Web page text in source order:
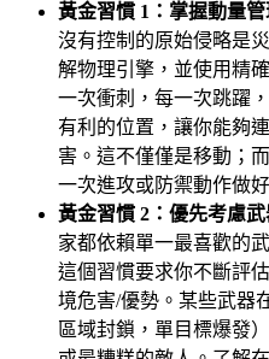
黃金習慣 1：掌握動量管
沒有控制的原始侵略是
解物理引擎，並使用精
一次衝刺，每一次跳躍
有利的位置，讓你能夠
害。這不僅僅是移動；
一次進攻或防禦動作做好
黃金習慣 2：優先考慮
家都依賴單一最喜歡的
這個習慣要求你不斷評
境危害/優勢。某些武器
區域封鎖，單目標爆發